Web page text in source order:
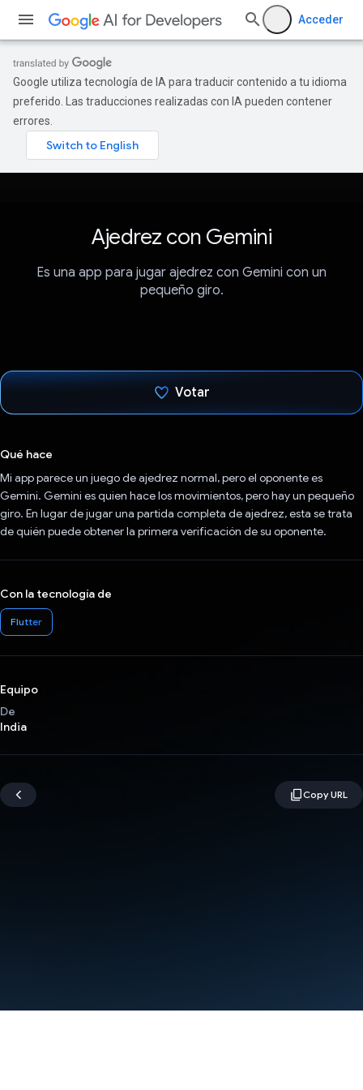
Acceder
Google utiliza tecnología de IA para traducir contenido a tu idioma
preferido. Las traducciones realizadas con IA pueden contener
errores.
Ajedrez con Gemini
Es una app para jugar ajedrez con Gemini con un
pequeño giro.
Votar
Qué hace
Mi app parece un juego de ajedrez normal, pero el oponente es
Gemini. Gemini es quien hace los movimientos, pero hay un pequeño
giro. En lugar de jugar una partida completa de ajedrez, esta se trata
de quién puede obtener la primera verificación de su oponente.
Con la tecnología de
Flutter
Equipo
De
India